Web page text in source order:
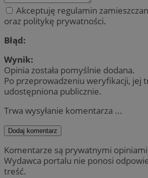
Akceptuję regulamin
oraz politykę prywatności.
Błąd:
Wynik:
Opinia została pomyślnie dodana.
Po przeprowadzeniu weryfikacji, jej
udostępniona publicznie.
Trwa wysyłanie komentarza ...
Dodaj komentarz
Komentarze są prywatnymi
Wydawca portalu nie ponosi
treść.